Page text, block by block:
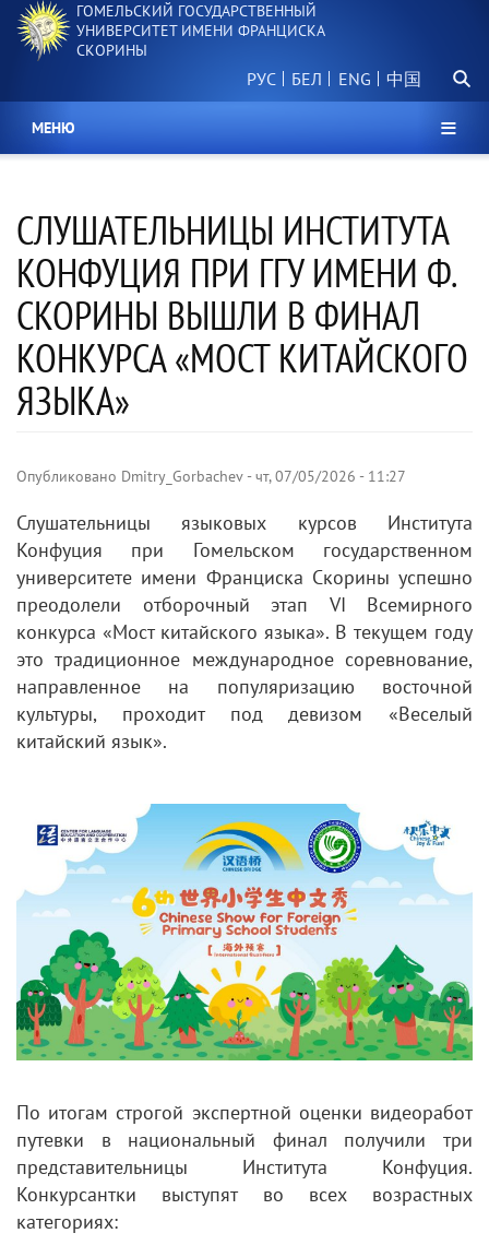
Перейти
основному
ГОМЕЛЬСКИЙ ГОСУДАРСТВЕННЫЙ
УНИВЕРСИТЕТ ИМЕНИ ФРАНЦИСКА
СКОРИНЫ
РУС БЕЛ 中国
МЕНЮ
СЛУШАТЕЛЬНИЦЫ ИНСТИТУТА
КОНФУЦИЯ ПРИ ГГУ ИМЕНИ Ф.
СКОРИНЫ ВЫШЛИ В ФИНАЛ
КОНКУРСА «МОСТ КИТАЙСКОГО
ЯЗЫКА»
Опубликовано Dmitry_Gorbachev-чт, 07/05/2026 - 11:27
Слушательницы языковых курсов Института
Конфуция при Гомельском государственном
университете имени Франциска Скорины успешно
преодолели отборочный этап VI Всемирного
конкурса «Мост китайского языка». В текущем году
это традиционное международное соревнование,
направленное на популяризацию восточной
культуры, проходит под девизом «Веселый
китайский язык».
По итогам строгой экспертной оценки видеоработ
путевки в национальный финал получили три
представительницы Института Конфуция.
Конкурсантки выступят во всех возрастных
категориях: